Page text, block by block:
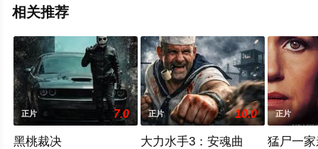
相关推荐
正片 7.0
黑桃裁决
正片 10.0
大力水手3：安魂曲
正片
猛尸一